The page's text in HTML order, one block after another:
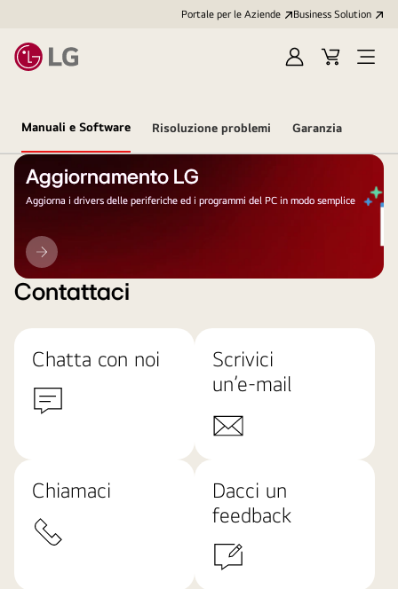
Portale per le Aziende Business Solution
AccediCart
Open
Manuali e Software Risoluzione problemi Garanzia
Aggiornamento LG
Aggiorna i drivers delle periferiche ed i programmi del PC in modo semplice
Aggiornamento
LG
Contattaci
Chatta con noi
Scrivici
un’e-mail
Chiamaci
Dacci un
feedback